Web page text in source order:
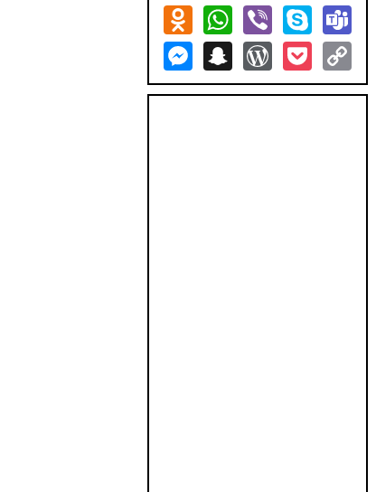
Odnoklassniki
WhatsApp
Viber Skype
MessengerSnapchatWordPress
Pocket